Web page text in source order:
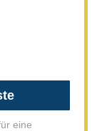
eine